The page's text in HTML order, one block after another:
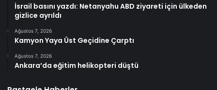
İsrail basını yazdı: Netanyahu ABD ziyareti için ülkeden
gizlice ayrıldı
Ağustos 7, 2026
Kamyon Yaya Üst Geçidine Çarptı
Ağustos 7, 2026
Ankara’da eğitim helikopteri düştü